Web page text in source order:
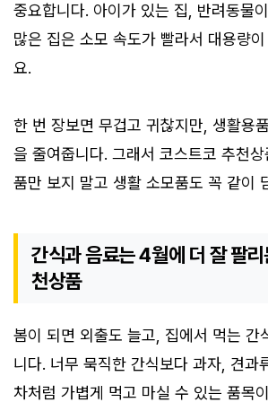
중요합니다. 아이가 있는 집, 반려동물
많은 집은 소모 속도가 빨라서 대용량이
요.
한 번 장보면 무겁고 귀찮지만, 생활용
을 줄여줍니다. 그래서 코스트코 추천
품만 보지 말고 생활 소모품도 꼭 같이
간식과 음료는 4월에 더 잘 팔
천상품
봄이 되면 외출도 늘고, 집에서 먹는 간
니다. 너무 묵직한 간식보다 과자, 견과
차처럼 가볍게 먹고 마실 수 있는 품목